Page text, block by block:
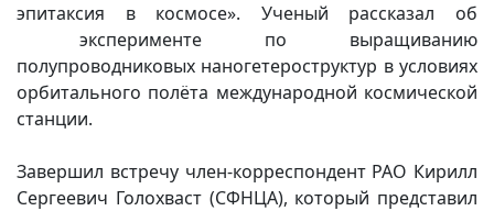
эпитаксия в космосе». Ученый рассказал об
эксперименте по выращиванию
полупроводниковых наногетероструктур в условиях
орбитального полёта международной космической
станции.
Завершил встречу член-корреспондент РАО Кирилл
Сергеевич Голохваст (СФНЦА), который представил